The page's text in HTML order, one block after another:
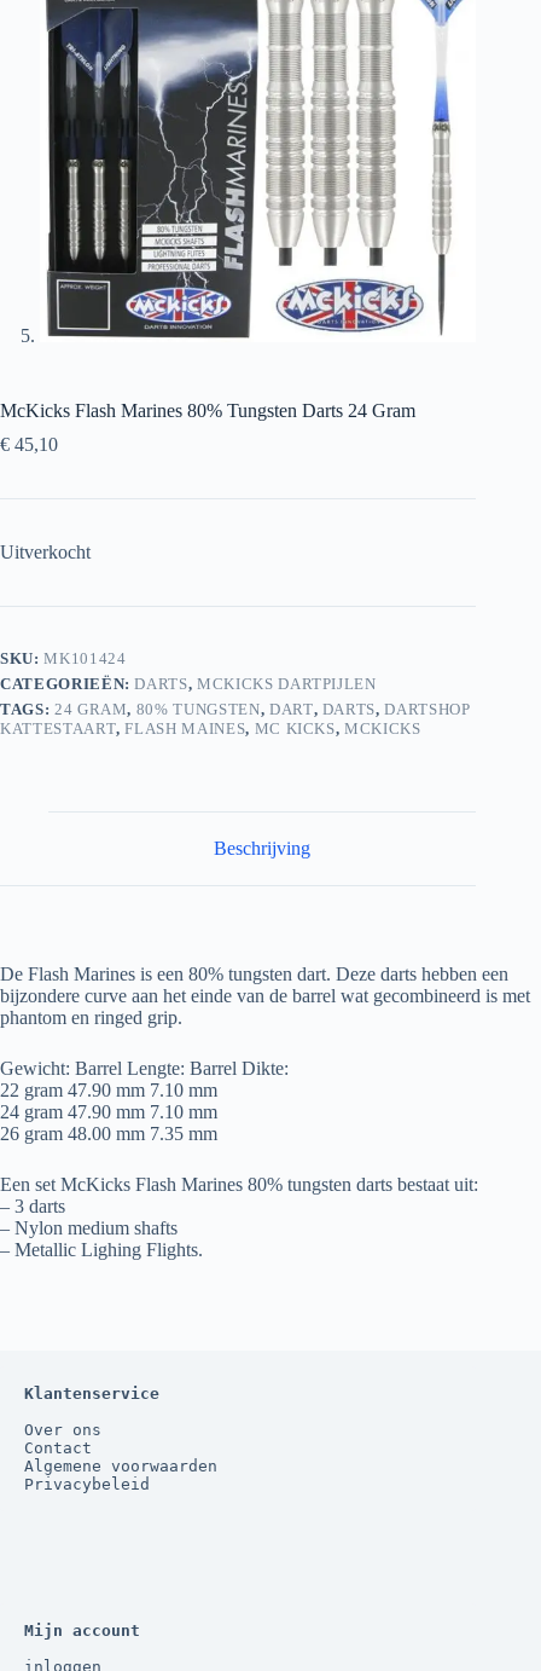
McKicks Flash Marines 80% Tungsten Darts 24 Gram
€ 45,10
Uitverkocht
SKU:MK101424
CATEGORIEËN:DARTS,MCKICKS DARTPIJLEN
TAGS: 24 GRAM, 80% TUNGSTEN, DART, DARTS,DARTSHOP
KATTESTAART,FLASH MAINES, MC KICKS,MCKICKS
Beschrijving
De Flash Marines is een 80% tungsten dart. Deze darts hebben een
bijzondere curve aan het einde van de barrel wat gecombineerd is met
phantom en ringed grip.
Gewicht: Barrel Lengte: Barrel Dikte:
22 gram 47.90 mm 7.10 mm
24 gram 47.90 mm 7.10 mm
26 gram 48.00 mm 7.35 mm
Een set McKicks Flash Marines 80% tungsten darts bestaat uit:
– 3 darts
– Nylon medium shafts
– Metallic Lighing Flights.
Klantenservice
Over ons
Contact
Algemene voorwaarden
Privacybeleid
Mijn account
inloggen